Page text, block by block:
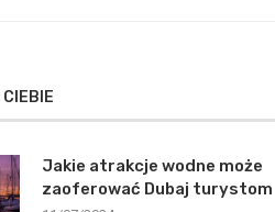
Jakie atrakcje wodne może
zaoferować Dubaj turystom